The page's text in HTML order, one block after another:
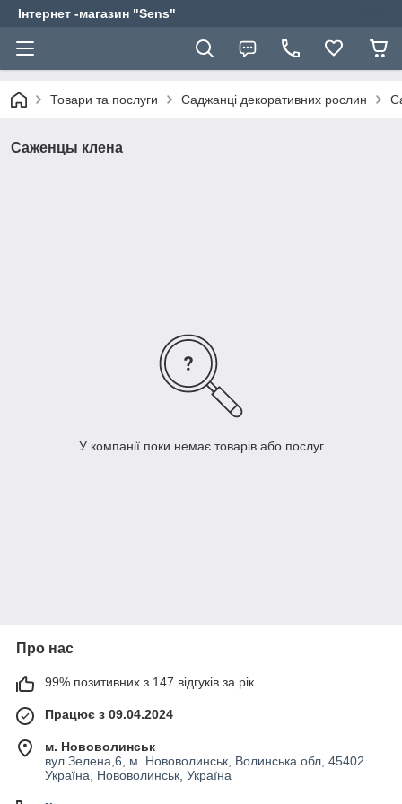
Інтернет -магазин "Sens"
Товари та послуги Саджанці декоративних рослин
Саженцы клена
У компанії поки немає товарів або послуг
Про нас
99% позитивних з 147 відгуків за рік
Працює з 09.04.2024
м. Нововолинськ
вул.Зелена,6, м. Нововолинськ, Волинська обл, 45402.
Україна, Нововолинськ, Україна